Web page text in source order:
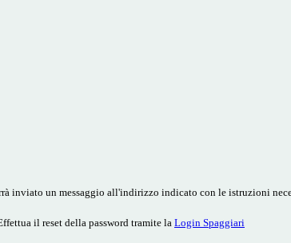
inviato un messaggio all'indirizzo indicato con le istruzioni
il reset della password tramite la Login Spaggiari